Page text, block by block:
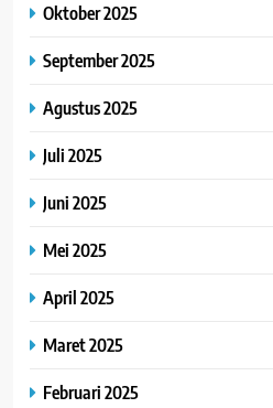
Oktober 2025
September 2025
Agustus 2025
Juli 2025
Juni 2025
Mei 2025
April 2025
Maret 2025
Februari 2025